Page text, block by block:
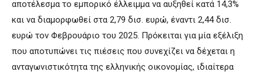
αποτέλεσμα το εμπορικό έλλειμμα να αυξηθεί κατά 14,3%
και να διαμορφωθεί στα 2,79 δισ. ευρώ, έναντι 2,44 δισ.
ευρώ τον Φεβρουάριο του 2025. Πρόκειται για μία εξέλιξη
που αποτυπώνει τις πιέσεις που συνεχίζει να δέχεται η
ανταγωνιστικότητα της ελληνικής οικονομίας, ιδιαίτερα